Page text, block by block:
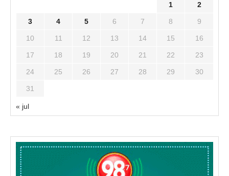
1 2
3 4 5 6 7 8 9
10 11 12 13 14 15 16
17 18 19 20 21 22 23
24 25 26 27 28 29 30
31
« jul